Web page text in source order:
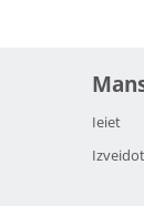
Ieiet